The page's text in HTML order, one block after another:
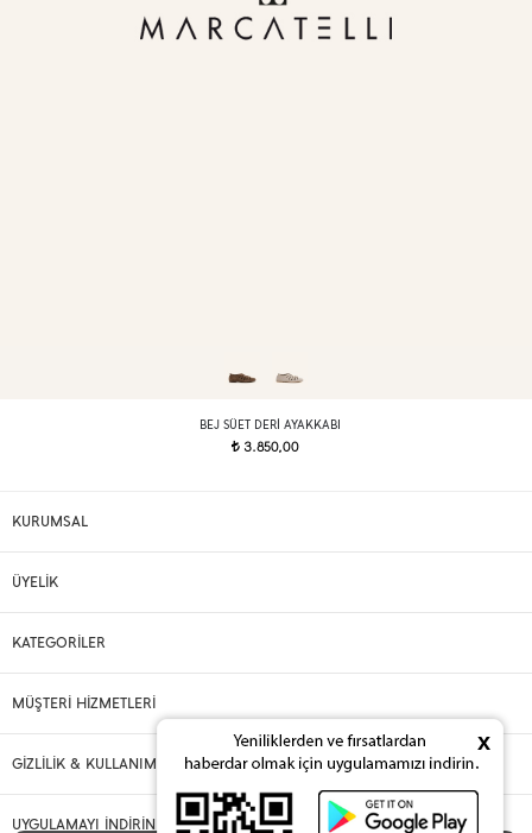
BEJ SÜET DERI AYAKKABI
t3.850,00
KURUMSAL
ÜYELİK
KATEGORİLER
MÜŞTERİ HİZMETLERİ
GİZLİLİK & KULLANIM
UYGULAMAYI İNDİRİN
x